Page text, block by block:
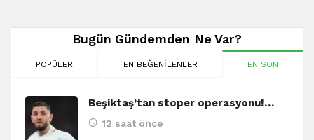
Bugün Gündemden Ne Var?
POPÜLER EN BEĞENILENLER EN SON
Beşiktaş’tan stoper operasyonu!…
12 saat önce